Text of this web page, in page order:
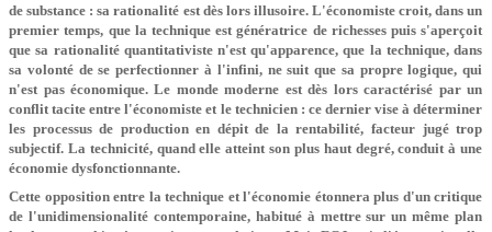
de substance : sa rationalité est dès lors illusoire. L'économiste croit, dans un
premier temps, que la technique est génératrice de richesses puis s'aperçoit
que sa rationalité quantitativiste n'est qu'apparence, que la technique, dans
sa volonté de se perfectionner à l'infini, ne suit que sa propre logique, qui
n'est pas économique. Le monde moderne est dès lors caractérisé par un
conflit tacite entre l'économiste et le technicien : ce dernier vise à déterminer
les processus de production en dépit de la rentabilité, facteur jugé trop
subjectif. La technicité, quand elle atteint son plus haut degré, conduit à une
économie dysfonctionnante.
Cette opposition entre la technique et l'économie étonnera plus d'un critique
de l'unidimensionalité contemporaine, habitué à mettre sur un même plan